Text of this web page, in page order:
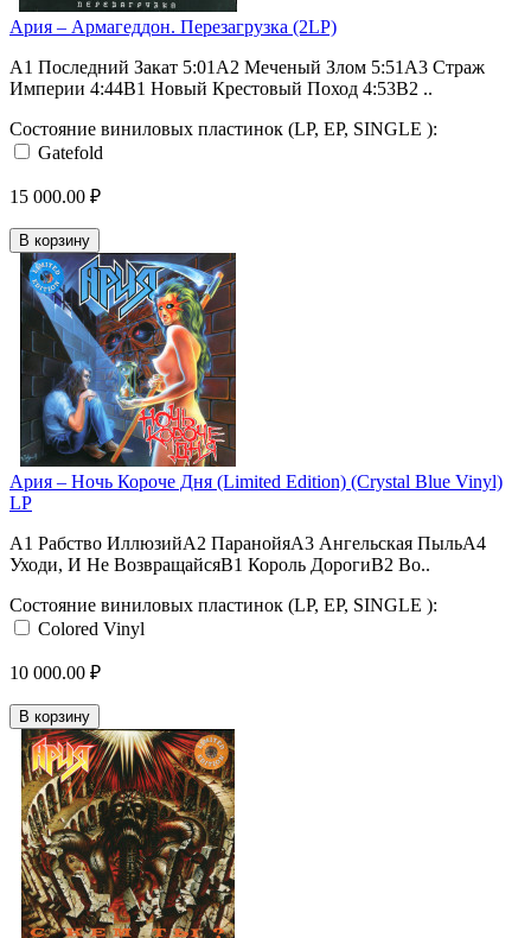
Ария – Армагеддон. Перезагрузка (2LP)
A1 Последний Закат 5:01A2 Меченый Злом 5:51A3 Страж
Империи 4:44B1 Новый Крестовый Поход 4:53B2 ..
Состояние виниловых пластинок (LP, EP, SINGLE ):
Gatefold
15 000.00 ₽
В корзину
Ария – Ночь Короче Дня (Limited Edition) (Crystal Blue Vinyl)
LP
A1 Рабство ИллюзийA2 ПаранойяA3 Ангельская ПыльA4
Уходи, И Не ВозвращайсяB1 Король ДорогиB2 Во..
Состояние виниловых пластинок (LP, EP, SINGLE ):
Colored Vinyl
10 000.00 ₽
В корзину